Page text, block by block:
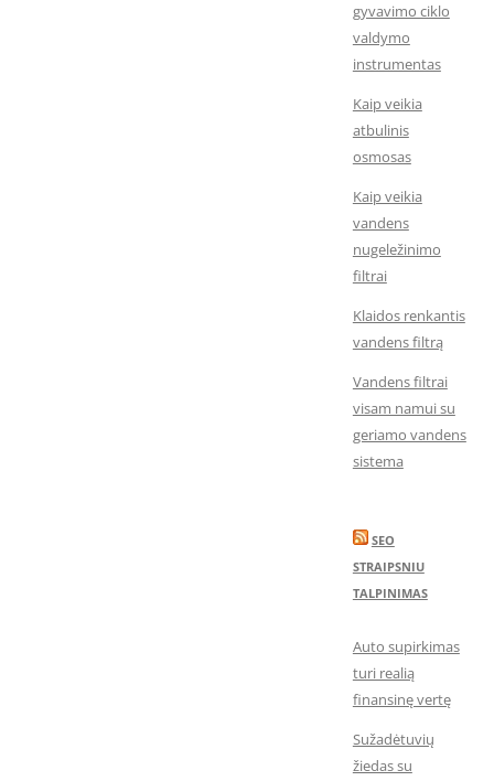
gyvavimo ciklo
valdymo
instrumentas
Kaip veikia
atbulinis
osmosas
Kaip veikia
vandens
nugeležinimo
filtrai
Klaidos renkantis
vandens filtrą
Vandens filtrai
visam namui su
geriamo vandens
sistema
SEO
STRAIPSNIU
TALPINIMAS
Auto supirkimas
turi realią
finansinę vertę
Sužadėtuvių
žiedas su